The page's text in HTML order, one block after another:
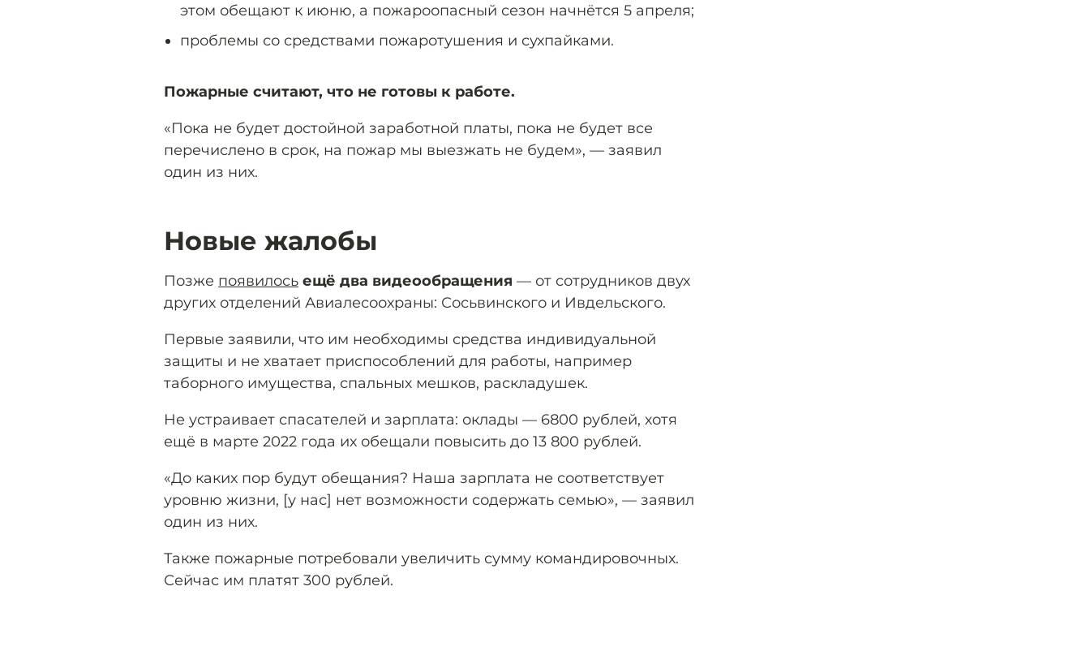
этом обещают к июню, а пожароопасный сезон начнётся 5 апреля;
проблемы со средствами пожаротушения и сухпайками.
Пожарные считают, что не готовы к работе.
«Пока не будет достойной заработной платы, пока не будет все
перечислено в срок, на пожар мы выезжать не будем», — заявил
один из них.
Новые жалобы
Позже появилось ещё два видеообращения — от сотрудников двух
других отделений Авиалесоохраны: Сосьвинского и Ивдельского.
Первые заявили, что им необходимы средства индивидуальной
защиты и не хватает приспособлений для работы, например
таборного имущества, спальных мешков, раскладушек.
Не устраивает спасателей и зарплата: оклады — 6800 рублей, хотя
ещё в марте 2022 года их обещали повысить до 13 800 рублей.
«До каких пор будут обещания? Наша зарплата не соответствует
уровню жизни, [у нас] нет возможности содержать семью», — заявил
один из них.
Также пожарные потребовали увеличить сумму командировочных.
Сейчас им платят 300 рублей.